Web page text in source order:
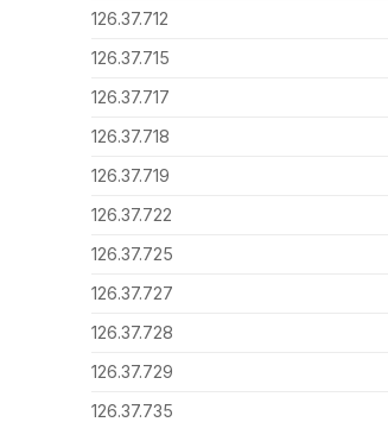
126.37.712
126.37.715
126.37.717
126.37.718
126.37.719
126.37.722
126.37.725
126.37.727
126.37.728
126.37.729
126.37.735